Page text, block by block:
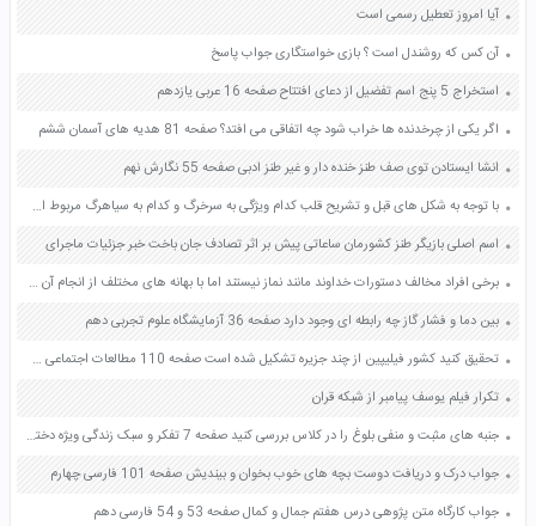
آیا امروز تعطیل رسمی است
آن کس که روشندل است ؟ بازی خواستگاری جواب پاسخ
استخراج 5 پنج اسم تفضیل از دعای افتتاح صفحه 16 عربی یازدهم
اگر یکی از چرخدنده ها خراب شود چه اتفاقی می افتد؟ صفحه 81 هدیه های آسمان ششم
انشا ایستادن توی صف طنز خنده دار و غیر طنز ادبی صفحه 55 نگارش نهم
با توجه به شکل های قبل و تشریح قلب کدام ویژگی به سرخرگ و کدام به سیاهرگ مربوط است صفحه 122 علوم هفتم
اسم اصلی بازیگر طنز کشورمان ساعاتی پیش بر اثر تصادف جان باخت خبر جزئیات ماجرای
برخی افراد مخالف دستورات خداوند مانند نماز نیستند اما با بهانه های مختلف از انجام آن شانه خالی می کنند آیا این افراد می توانند ادعا کنند که ما خدا را دوست داریم؟ چرا؟ صفحه 118 دین و زندگی دهم
بین دما و فشار گاز چه رابطه ای وجود دارد صفحه 36 آزمایشگاه علوم تجربی دهم
تحقیق کنید کشور فیلیپین از چند جزیره تشکیل شده است صفحه 110 مطالعات اجتماعی هشتم
تکرار فیلم یوسف پیامبر از شبکه قران
جنبه های مثبت و منفی بلوغ را در کلاس بررسی کنید صفحه 7 تفکر و سبک زندگی ویژه دختران هفتم
جواب درک و دریافت دوست بچه های خوب بخوان و بیندیش صفحه 101 فارسی چهارم
جواب کارگاه متن پژوهی درس هفتم جمال و کمال صفحه 53 و 54 فارسی دهم